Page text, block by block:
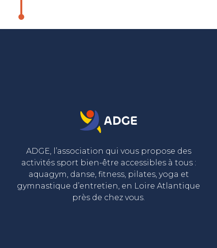
ADGE, l’association qui vous propose des
activités sport bien-être accessibles à tous :
aquagym, danse, fitness, pilates, yoga et
gymnastique d’entretien, en Loire Atlantique
près de chez vous.